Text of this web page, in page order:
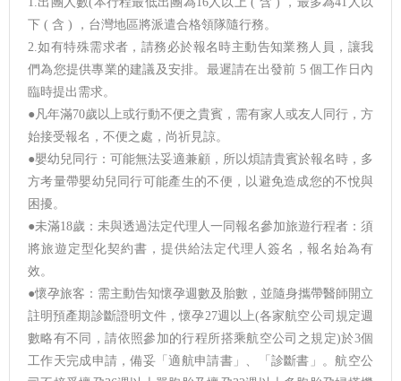
下 ( 含 ) ，台灣地區將派遣合格領隊隨行務。
2.如有特殊需求者，請務必於報名時主動告知業務人員，讓我
們為您提供專業的建議及安排。最遲請在出發前 5 個工作日內
臨時提出需求。
●凡年滿70歲以上或行動不便之貴賓，需有家人或友人同行，方
始接受報名，不便之處，尚祈見諒。
●嬰幼兒同行：可能無法妥適兼顧，所以煩請貴賓於報名時，多
方考量帶嬰幼兒同行可能產生的不便，以避免造成您的不悅與
困擾。
●未滿18歲：未與透過法定代理人一同報名參加旅遊行程者：須
將旅遊定型化契約書，提供給法定代理人簽名，報名始為有
效。
●懷孕旅客：需主動告知懷孕週數及胎數，並隨身攜帶醫師開立
註明預產期診斷證明文件，懷孕27週以上(各家航空公司規定週
數略有不同，請依照參加的行程所搭乘航空公司之規定)於3個
工作天完成申請，備妥「適航申請書」、「診斷書」。航空公